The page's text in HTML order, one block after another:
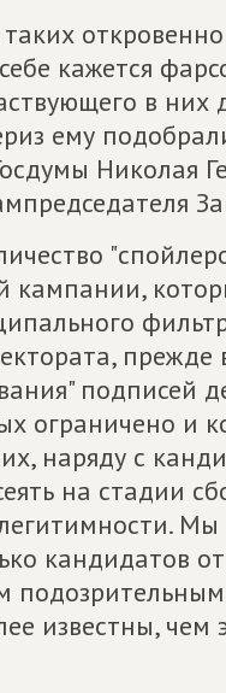
кажется
в них
ему
Николая
кампании,
прежде
подписей
ограничено и
наряду с
на стадии
кандидатов
известны,